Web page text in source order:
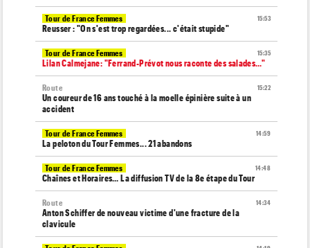
15:53
Tour de France Femmes
Reusser : "On s'est trop regardées... c'était stupide"
15:35
Tour de France Femmes
Lilan Calmejane: "Ferrand-Prévot nous raconte des salades…"
15:22
Route
Un coureur de 16 ans touché à la moelle épinière suite à un
accident
14:59
Tour de France Femmes
La peloton du Tour Femmes... 21 abandons
14:48
Tour de France Femmes
Chaînes et Horaires… La diffusion TV de la 8e étape du Tour
14:34
Route
Anton Schiffer de nouveau victime d'une fracture de la
clavicule